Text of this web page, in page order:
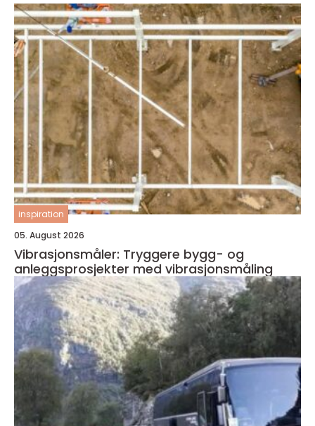
inspiration
05. August 2026
Vibrasjonsmåler: Tryggere bygg- og
anleggsprosjekter med vibrasjonsmåling